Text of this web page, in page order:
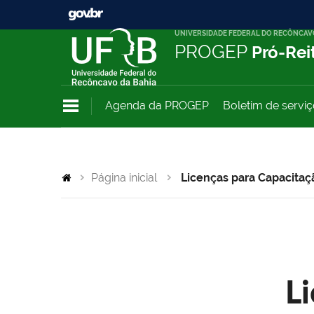
UNIVERSIDADE FEDERAL DO
PROGEP Pró-
Agenda da PROGEP Boletim de
Página inicial Licenças para